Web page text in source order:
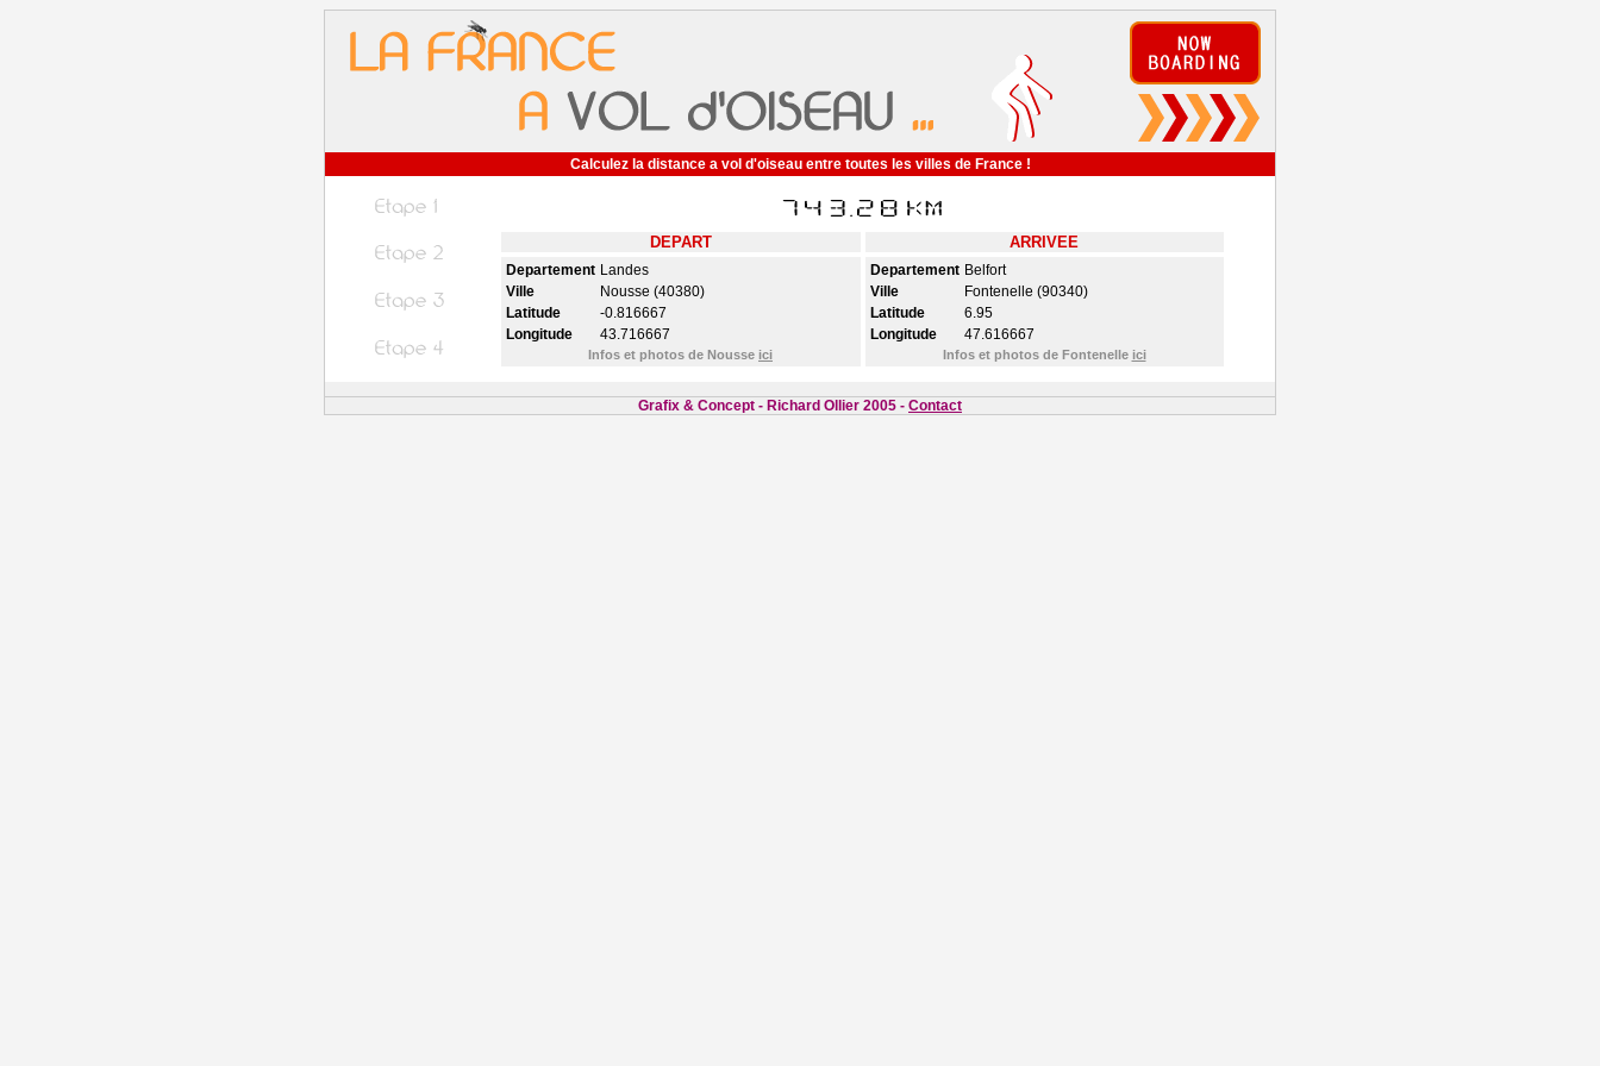
Calculez la distance a vol d'oiseau entre toutes les villes de France !
DEPART ARRIVEE
Departement Landes
Ville
Nousse (40380)
Latitude
-0.816667
Longitude
43.716667
Infos et photos de Nousse ici
Departement Belfort
Ville
Fontenelle (90340)
Latitude
6.95
Longitude
47.616667
Infos et photos de Fontenelle ici
Grafix & Concept - Richard Ollier 2005 - Contact